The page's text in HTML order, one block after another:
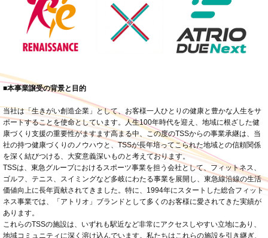
■本事業譲受の背景と目的
当社は「生きがい創造企業」として、お客様一人ひとりの健康と豊かな人生をサ
ポートすることを使命としています。人生100年時代を迎え、地域に根ざした健
康づくり支援の重要性がますます高まる中、この度のTSSからの事業承継は、当
社の持つ健康づくりのノウハウと、TSSが長年培ってこられた地域との信頼関係
を深く結びつける、大変意義深いものと考えております。
TSSは、東急グループにおけるスポーツ事業を担う会社として、フィットネス、
ゴルフ、テニス、スイミングなど多岐にわたる事業を展開し、東急線沿線の生活
価値向上に長年貢献されてきました。特に、1994年にスタートした総合フィット
ネス事業では、「アトリオ」ブランドとして多くのお客様に愛されてきた実績が
あります。
これらのTSSの施設は、いずれも駅近など非常にアクセスしやすい立地にあり、
地域コミュニティに深く溶け込んでいます。私たちはこれらの施設を引き継ぎ、